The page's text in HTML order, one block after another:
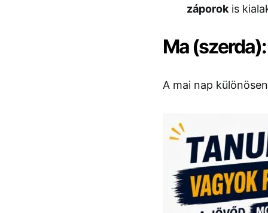
záporok is
Ma
A mai nap